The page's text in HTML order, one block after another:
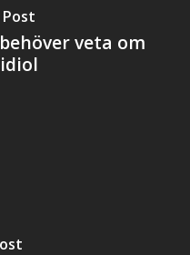
veta om